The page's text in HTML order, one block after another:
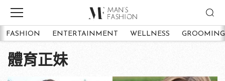
FASHION ENTERTAINMENT WELLNESS GROOMING
體育正妹